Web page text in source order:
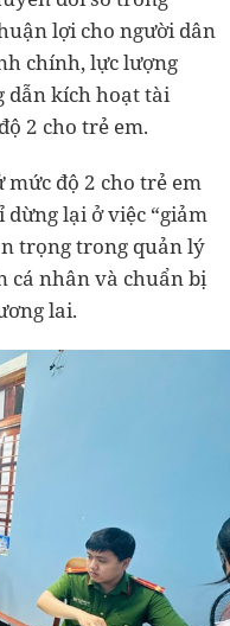
lợi cho người dân
chính, lực lượng
dẫn kích hoạt tài
2 cho trẻ em.
độ 2 cho trẻ em
lại ở việc “giảm
trọng trong quản lý
cá nhân và chuẩn bị
lai.